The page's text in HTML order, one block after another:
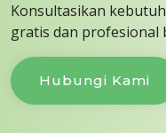
Konsultasikan
gratis dan profesional
Hubungi Kami